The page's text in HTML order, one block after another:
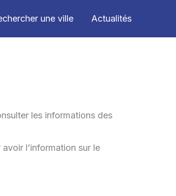
une ville Actualités
les informations des
l’information sur le